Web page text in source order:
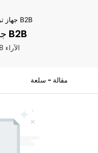
جهاز ترجمة B2B
#جهاز ترجمة B2B
118 الآراء
مقالة - سلعة